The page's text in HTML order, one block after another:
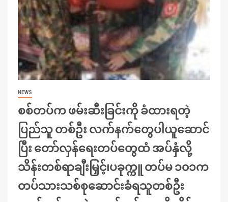
NEWS
စစ်တပ်က ဖမ်းဆီးခြင်းကို ခံထားရတဲ့
ပြည်သူ တစ်ဦး လက်နက်တွေပါယူဆောင်
ပြီး တော်လှန်ရေးတပ်တွေထံ အပ်နှံလို့
သိန်းတစ်ရာချီးမြှင့်၊ပခုက္ကူ တပ်မ ၁၀၁က
တပ်သားသစ်စုဆောင်းခံရသူတစ်ဦး